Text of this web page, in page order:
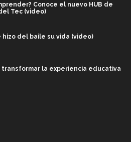
Conoce el nuevo HUB de
Tec (video)
hizo del baile su vida (video)
transformar la experiencia educativa